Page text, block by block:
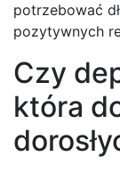
potrzebować
pozytywnych
Czy
która